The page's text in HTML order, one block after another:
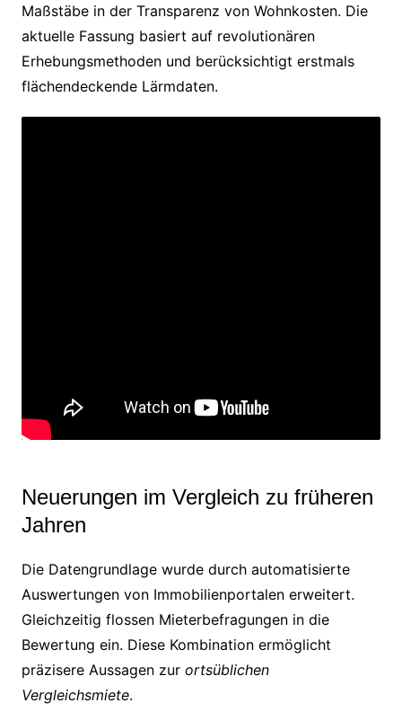
Maßstäbe in der Transparenz von Wohnkosten. Die
aktuelle Fassung basiert auf revolutionären
Erhebungsmethoden und berücksichtigt erstmals
flächendeckende Lärmdaten.
Neuerungen im Vergleich zu früheren
Jahren
Die Datengrundlage wurde durch automatisierte
Auswertungen von Immobilienportalen erweitert.
Gleichzeitig flossen Mieterbefragungen in die
Bewertung ein. Diese Kombination ermöglicht
präzisere Aussagen zur ortsüblichen
Vergleichsmiete.